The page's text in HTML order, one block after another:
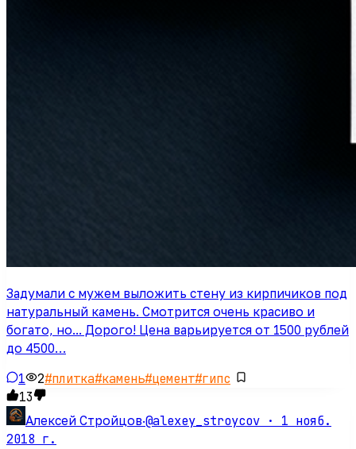
Задумали с мужем выложить стену из кирпичиков под
натуральный камень. Смотрится очень красиво и
богато, но... Дорого! Цена варьируется от 1500 рублей
до 4500…
1 2#плитка#камень#цемент#гипс
13
Алексей Стройцов·@alexey_stroycov · 1 нояб.
2018 г.